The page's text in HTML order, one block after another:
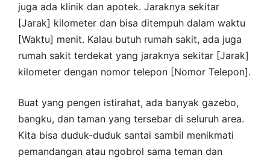
juga ada klinik dan apotek. Jaraknya sekitar
[Jarak] kilometer dan bisa ditempuh dalam waktu
[Waktu] menit. Kalau butuh rumah sakit, ada juga
rumah sakit terdekat yang jaraknya sekitar [Jarak]
kilometer dengan nomor telepon [Nomor Telepon].
Buat yang pengen istirahat, ada banyak gazebo,
bangku, dan taman yang tersebar di seluruh area.
Kita bisa duduk-duduk santai sambil menikmati
pemandangan atau ngobrol sama teman dan